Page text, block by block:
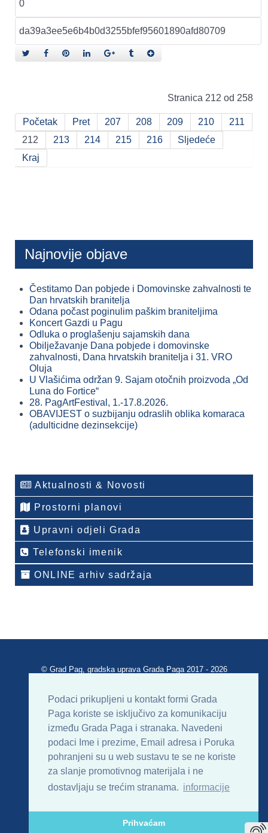
Podaci prikupljeni u kontakt formi Grada
Paga koriste se isključivo za komunikaciju
između Grada Paga i stranaka. Navedeni
podaci Ime i prezime, Email adresa i Poruka
pohranjeni su u web sustavu te se ne koriste
za slanje promotivnog materijala i ne
dostavljaju se trećim stranama. informacije
Prihvaćam
Stranica 212 od 258
Početak Pret 207 208 209 210
211
212
213 214 215 216
Sljedeće
Kraj
Najnovije objave
Čestitamo Dan pobjede i Domovinske zahvalnosti te
Dan hrvatskih branitelja
Odana počast poginulim paškim braniteljima
Koncert Gazdi u Pagu
Odluka o proglašenju sajamskih dana
Obilježavanje Dana pobjede i domovinske
zahvalnosti, Dana hrvatskih branitelja i 31. VRO
Oluja
U Vlašićima održan 9. Sajam otočnih proizvoda „Od
Luna do Fortice“
28. PagArtFestival, 1.-17.8.2026.
OBAVIJEST o suzbijanju odraslih oblika komaraca
(adulticidne dezinsekcije)
Aktualnosti & Novosti
Prostorni planovi
Upravni odjeli Grada
Telefonski imenik
ONLINE arhiv sadržaja
© Grad Pag, gradska uprava Grada Paga 2017 - 2026
Uvjeti korištenja Impressum
Kontakt
Sitemap
RSS